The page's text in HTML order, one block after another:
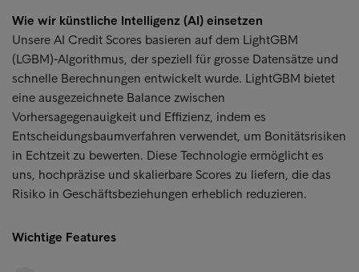
Wie wir künstliche Intelligenz (AI) einsetzen
Unsere AI Credit Scores basieren auf dem LightGBM
(LGBM)-Algorithmus, der speziell für grosse Datensätze und
schnelle Berechnungen entwickelt wurde. LightGBM bietet
eine ausgezeichnete Balance zwischen
Vorhersagegenauigkeit und Effizienz, indem es
Entscheidungsbaumverfahren verwendet, um Bonitätsrisiken
in Echtzeit zu bewerten. Diese Technologie ermöglicht es
uns, hochpräzise und skalierbare Scores zu liefern, die das
Risiko in Geschäftsbeziehungen erheblich reduzieren.
Wichtige Features